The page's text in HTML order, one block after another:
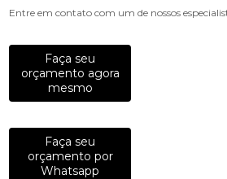
Entre em contato com um de nossos
Faça seu
orçamento agora
mesmo
Faça seu
orçamento por
Whatsapp